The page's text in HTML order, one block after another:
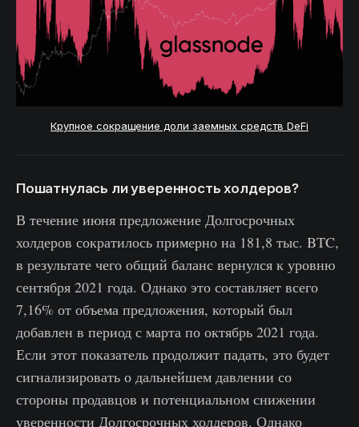
Крупное сокращение доли заемных средств DeFi
Пошатнулась ли уверенность холдеров?
В течение июня предложение Долгосрочных
холдеров сократилось примерно на 181,8 тыс. BTC,
в результате чего общий баланс вернулся к уровню
сентября 2021 года. Однако это составляет всего
7,16% от объема предложения, который был
добавлен в период с марта по октябрь 2021 года.
Если этот показатель продолжит падать, это будет
сигнализировать о дальнейшем давлении со
стороны продавцов и потенциальном снижении
уверенности Долгосрочных холдеров. Однако